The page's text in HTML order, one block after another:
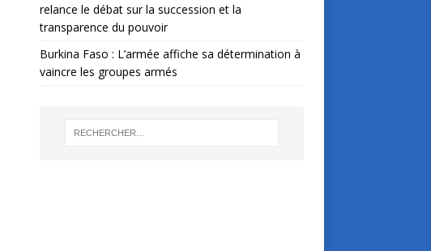
relance le débat sur la succession et la
transparence du pouvoir
Burkina Faso : L’armée affiche sa détermination à
vaincre les groupes armés